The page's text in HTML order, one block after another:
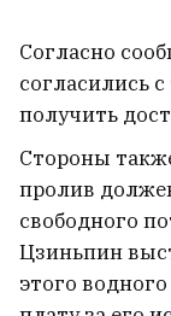
Согласно
согласились
получить
Стороны
пролив
свободного
Цзиньпин
этого
В Мозыре
+35°C